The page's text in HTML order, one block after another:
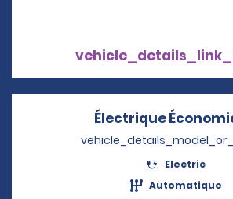
Électrique
Electric
Automatique